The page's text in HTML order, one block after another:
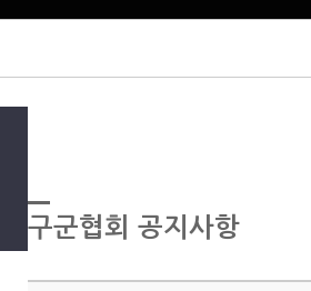
구군협회 공지사항